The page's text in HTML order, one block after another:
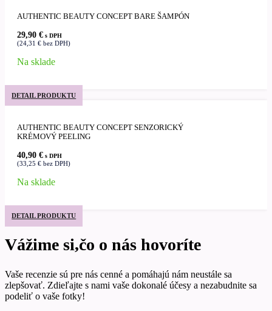
AUTHENTIC BEAUTY CONCEPT BARE ŠAMPÓN
29,90 € s DPH
(24,31 € bez DPH)
Na sklade
DETAIL PRODUKTU
AUTHENTIC BEAUTY CONCEPT SENZORICKÝ
KRÉMOVÝ PEELING
40,90 € s DPH
(33,25 € bez DPH)
Na sklade
DETAIL PRODUKTU
Vážime si,čo o nás hovoríte
Vaše recenzie sú pre nás cenné a pomáhajú nám neustále sa
zlepšovať. Zdieľajte s nami vaše dokonalé účesy a nezabudnite sa
podeliť o vaše fotky!